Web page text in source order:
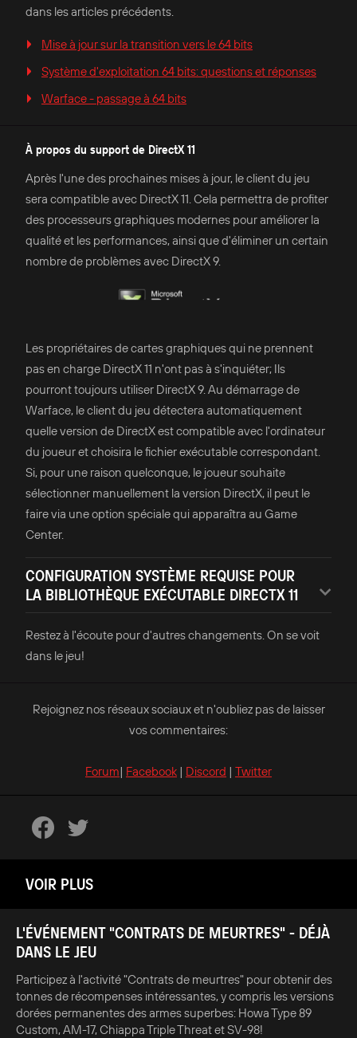
dans les articles précédents.
Mise à jour sur la transition vers le 64 bits
Système d'exploitation 64 bits: questions et réponses
Warface - passage à 64 bits
À propos du support de DirectX 11
Après l'une des prochaines mises à jour, le client du jeu
sera compatible avec DirectX 11. Cela permettra de profiter
des processeurs graphiques modernes pour améliorer la
qualité et les performances, ainsi que d'éliminer un certain
nombre de problèmes avec DirectX 9.
Les propriétaires de cartes graphiques qui ne prennent
pas en charge DirectX 11 n'ont pas à s'inquiéter; Ils
pourront toujours utiliser DirectX 9. Au démarrage de
Warface, le client du jeu détectera automatiquement
quelle version de DirectX est compatible avec l'ordinateur
du joueur et choisira le fichier exécutable correspondant.
Si, pour une raison quelconque, le joueur souhaite
sélectionner manuellement la version DirectX, il peut le
faire via une option spéciale qui apparaîtra au Game
Center.
CONFIGURATION SYSTÈME REQUISE POUR
LA BIBLIOTHÈQUE EXÉCUTABLE DIRECTX 11
Restez à l'écoute pour d'autres changements. On se voit
dans le jeu!
Rejoignez nos réseaux sociaux et n'oubliez pas de laisser
vos commentaires:
Forum| Facebook | Discord | Twitter
VOIR PLUS
L'ÉVÉNEMENT "CONTRATS DE MEURTRES" - DÉJÀ
DANS LE JEU
Participez à l'activité "Contrats de meurtres" pour obtenir des
tonnes de récompenses intéressantes, y compris les versions
dorées permanentes des armes superbes: Howa Type 89
Custom, AM-17, Chiappa Triple Threat et SV-98!